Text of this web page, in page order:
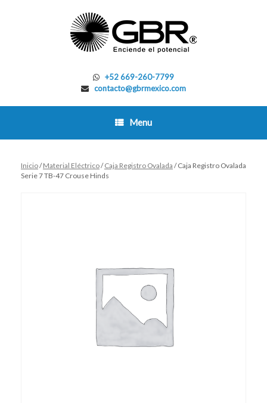
+52 669-260-7799
contacto@gbrmexico.com
Menu
Inicio/Material Eléctrico/Caja Registro Ovalada / Caja Registro Ovalada
Serie 7 TB-47 Crouse Hinds